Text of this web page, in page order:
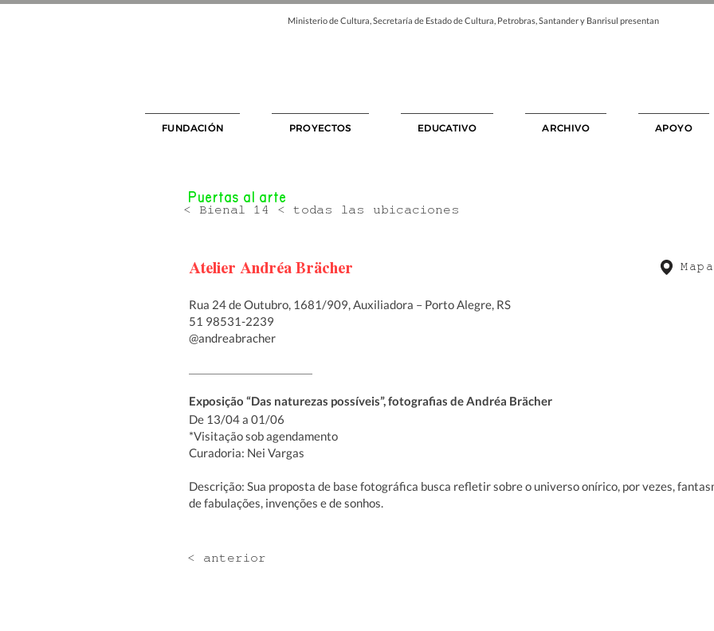
Ministerio de Cultura, Secretaría de Estado de Cultura, Petrobras, Santander y Banrisul presentan
FUNDACIÓN PROYECTOS EDUCATIVO ARCHIVO APOYO
< Bienal 14 < todas las ubicaciones
Puertas al arte
Atelier Andréa Brächer Mapa
Rua 24 de Outubro, 1681/909, Auxiliadora – Porto Alegre, RS
51 98531-2239
@andreabracher
Exposição “Das naturezas possíveis”, fotografias de Andréa Brächer
De 13/04 a 01/06
*Visitação sob agendamento
Curadoria: Nei Vargas
Descrição: Sua proposta de base fotográfica busca refletir sobre o universo onírico, por vezes,
de fabulações, invenções e de sonhos.
< anterior